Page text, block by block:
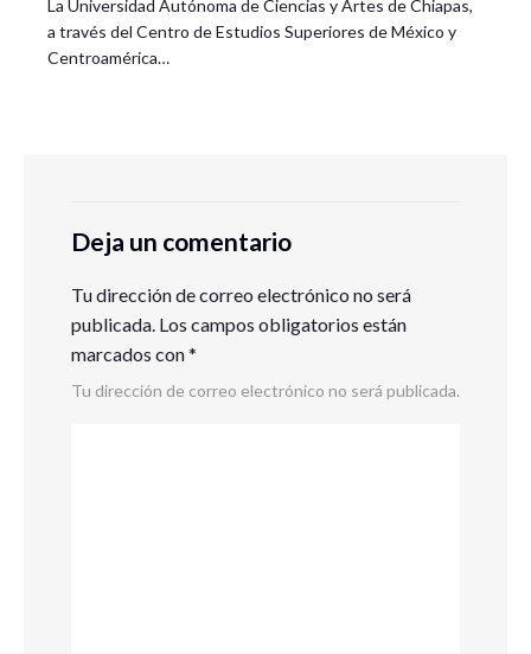
La Universidad Autónoma de Ciencias y Artes de Chiapas,
a través del Centro de Estudios Superiores de México y
Centroamérica…
Deja un comentario
Tu dirección de correo electrónico no será
publicada. Los campos obligatorios están
marcados con*
Tu dirección de correo electrónico no será publicada.